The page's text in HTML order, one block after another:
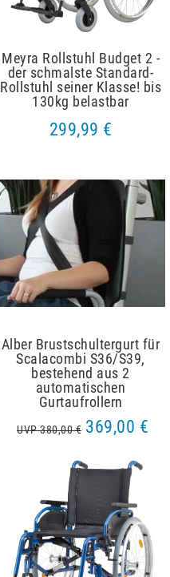
Meyra Rollstuhl Budget 2 -
der schmalste Standard-
Rollstuhl seiner Klasse! bis
130kg belastbar
299,99 €
Alber Brustschultergurt für
Scalacombi S36/S39,
bestehend aus 2
automatischen
Gurtaufrollern
UVP 380,00 € 369,00 €